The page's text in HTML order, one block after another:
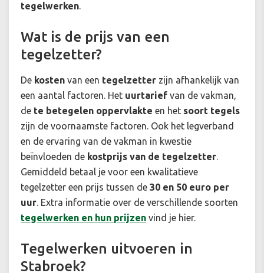
tegelwerken.
Wat is de prijs van een
tegelzetter?
De kosten van een tegelzetter zijn afhankelijk van
een aantal factoren. Het uurtarief van de vakman,
de te betegelen oppervlakte en het soort tegels
zijn de voornaamste factoren. Ook het legverband
en de ervaring van de vakman in kwestie
beïnvloeden de kostprijs van de tegelzetter.
Gemiddeld betaal je voor een kwalitatieve
tegelzetter een prijs tussen de 30 en 50 euro per
uur. Extra informatie over de verschillende soorten
tegelwerken en hun prijzen vind je hier.
Tegelwerken uitvoeren in
Stabroek?